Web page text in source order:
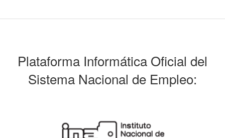
Plataforma Informática Oficial del
Sistema Nacional de Empleo: